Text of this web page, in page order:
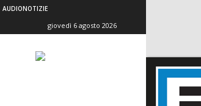
AUDIONOTIZIE
giovedì 6 agosto 2026